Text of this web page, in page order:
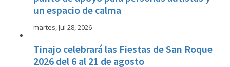
un espacio de calma
martes, Jul 28, 2026
Tinajo celebrará las Fiestas de San Roque
2026 del 6 al 21 de agosto